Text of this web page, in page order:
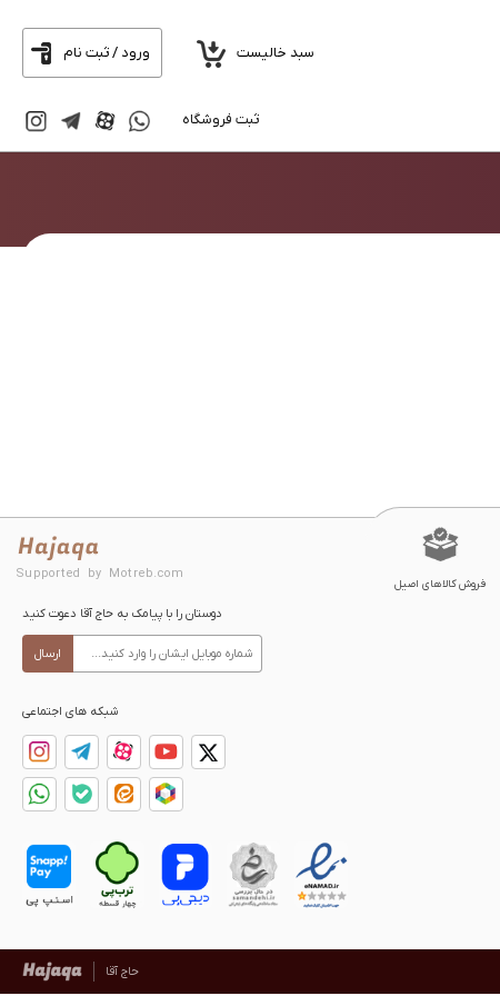
ورود / ثبت نام سبد خالیست
ثبت فروشگاه
فروش کالاهای اصیل
Supported by Motreb.com
دوستان را با پیامک به حاج آقا دعوت کنید
ارسال
شبکه های اجتماعی
حاج آقا